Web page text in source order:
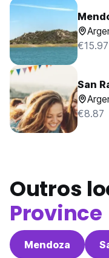
€15.97
San
€8.87
Outros
Province
Mendoza